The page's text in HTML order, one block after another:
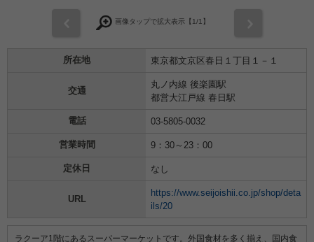
画像タップで拡大表示【 1/1】
所在地 東京都文京区春日１丁目１－１
交通
丸ノ内線 後楽園駅
都営大江戸線 春日駅
電話 03-5805-0032
営業時間 9：30～23：00
定休日 なし
URL
https://www.seijoishii.co.jp/shop/deta
ils/20
ラクーア1階にあるスーパーマーケットです。外国食材を多く揃え、国内食